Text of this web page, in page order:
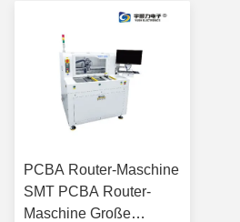
PCBA Router-Maschine
SMT PCBA Router-
Maschine Große